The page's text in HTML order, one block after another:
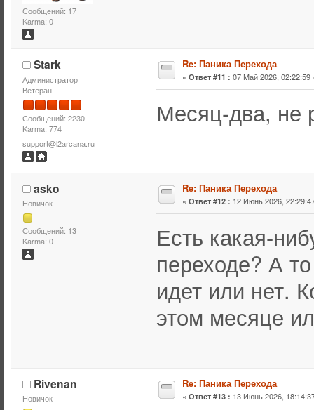
Сообщений: 17
Karma: 0
Stark
Администратор
Ветеран
Сообщений: 2230
Karma: 774
support@l2arcana.ru
Re: Паника Перехода
« Ответ #11 : 07 Май 2026, 02:22:59
Месяц-два, не
asko
Новичок
Сообщений: 13
Karma: 0
Re: Паника Перехода
« Ответ #12 : 12 Июнь 2026,
Есть какая-
переходе? А
идет или нет.
этом месяце
Rivenan
Новичок
Re: Паника Перехода
« Ответ #13 : 13 Июнь 2026,